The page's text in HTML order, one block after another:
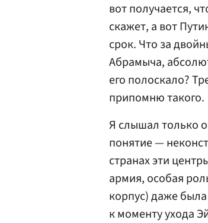
вот получается,
скажет, а вот
срок. Что за
Абрамыча,
его полоскало?
припомню такого.
Я слышал только
понятие —
странах эти
армия, особая
корпус) даже
к моменту ухода